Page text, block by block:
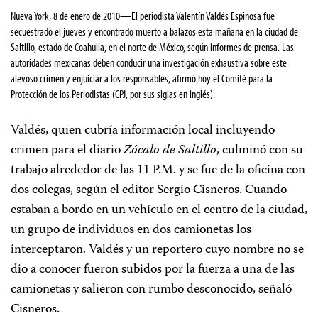
Nueva York, 8 de enero de 2010—El periodista Valentín Valdés Espinosa fue
secuestrado el jueves y encontrado muerto a balazos esta mañana en la ciudad de
Saltillo, estado de Coahuila, en el norte de México, según informes de prensa. Las
autoridades mexicanas deben conducir una investigación exhaustiva sobre este
alevoso crimen y enjuiciar a los responsables, afirmó hoy el Comité para la
Protección de los Periodistas (CPJ, por sus siglas en inglés).
Valdés, quien cubría información local incluyendo
crimen para el diarioZócalo de Saltillo, culminó con su
trabajo alrededor de las 11 P.M. y se fue de la oficina con
dos colegas, según el editor Sergio Cisneros. Cuando
estaban a bordo en un vehículo en el centro de la ciudad,
un grupo de individuos en dos camionetas los
interceptaron. Valdés y un reportero cuyo nombre no se
dio a conocer fueron subidos por la fuerza a una de las
camionetas y salieron con rumbo desconocido, señaló
Cisneros.